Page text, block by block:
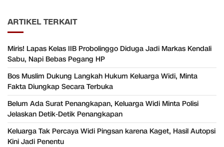
ARTIKEL TERKAIT
Miris! Lapas Kelas IIB Probolinggo Diduga Jadi Markas Kendali
Sabu, Napi Bebas Pegang HP
Bos Muslim Dukung Langkah Hukum Keluarga Widi, Minta
Fakta Diungkap Secara Terbuka
Belum Ada Surat Penangkapan, Keluarga Widi Minta Polisi
Jelaskan Detik-Detik Penangkapan
Keluarga Tak Percaya Widi Pingsan karena Kaget, Hasil Autopsi
Kini Jadi Penentu